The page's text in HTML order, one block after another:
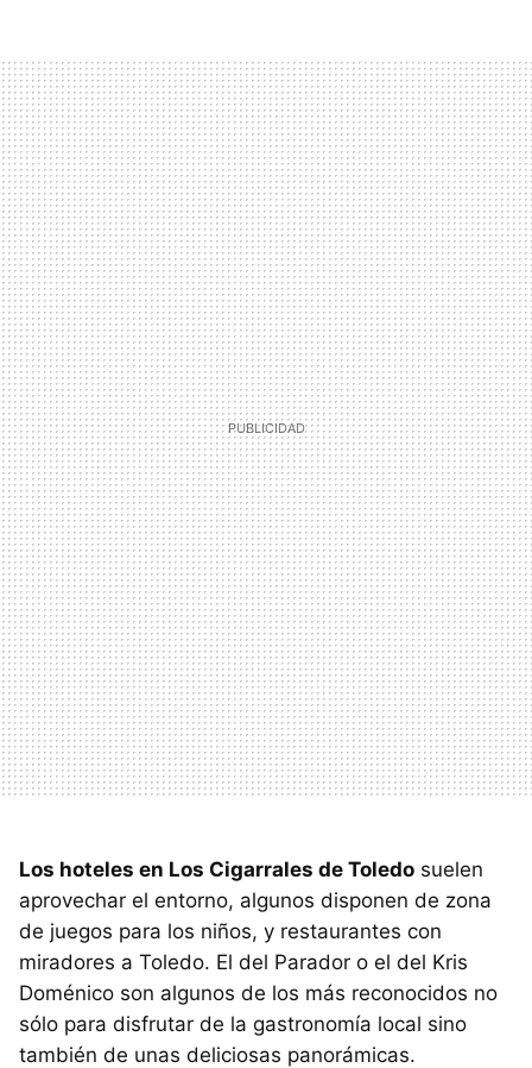
Los hoteles en Los Cigarrales de Toledo suelen
aprovechar el entorno, algunos disponen de zona
de juegos para los niños, y restaurantes con
miradores a Toledo. El del Parador o el del Kris
Doménico son algunos de los más reconocidos no
sólo para disfrutar de la gastronomía local sino
también de unas deliciosas panorámicas.